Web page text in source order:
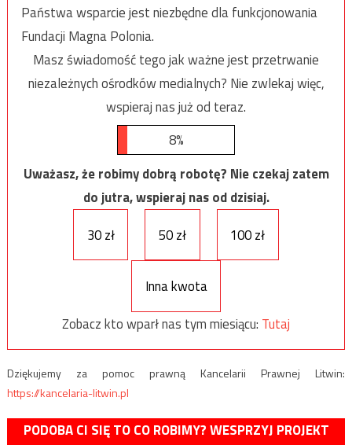
Państwa wsparcie jest niezbędne dla funkcjonowania
Fundacji Magna Polonia.
Masz świadomość tego jak ważne jest przetrwanie
niezależnych ośrodków medialnych? Nie zwlekaj więc,
wspieraj nas już od teraz.
8%
Uważasz, że robimy dobrą robotę? Nie czekaj zatem
do jutra, wspieraj nas od dzisiaj.
30 zł
50 zł 100 zł
Inna kwota
Zobacz kto wparł nas tym miesiącu: Tutaj
Dziękujemy za pomoc prawną Kancelarii Prawnej Litwin:
https://kancelaria-litwin.pl
PODOBA CI SIĘ TO CO ROBIMY? WESPRZYJ PROJEKT